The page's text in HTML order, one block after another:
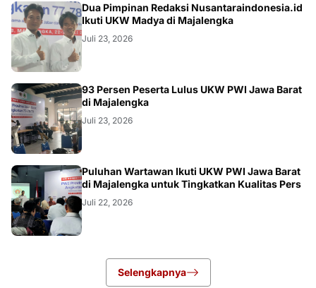
Dua Pimpinan Redaksi Nusantaraindonesia.id
Ikuti UKW Madya di Majalengka
Juli 23, 2026
93 Persen Peserta Lulus UKW PWI Jawa Barat
di Majalengka
Juli 23, 2026
Puluhan Wartawan Ikuti UKW PWI Jawa Barat
di Majalengka untuk Tingkatkan Kualitas Pers
Juli 22, 2026
Selengkapnya